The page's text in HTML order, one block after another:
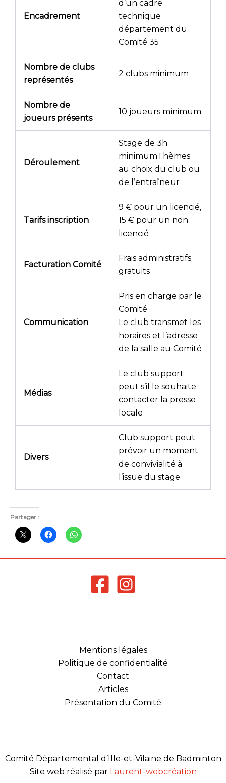
Encadrement
d’un cadre
technique
département du
Comité 35
Nombre de clubs
représentés
2 clubs minimum
Nombre de
joueurs présents
10 joueurs minimum
Déroulement
Stage de 3h
minimumThèmes
au choix du club ou
de l’entraîneur
Tarifs inscription
9 € pour un licencié,
15 € pour un non
licencié
Facturation Comité
Frais administratifs
gratuits
Communication
Pris en charge par le
Comité
Le club transmet les
horaires et l’adresse
de la salle au Comité
Médias
Le club support
peut s’il le souhaite
contacter la presse
locale
Divers
Club support peut
prévoir un moment
de convivialité à
l’issue du stage
Partager :
Mentions légales
Politique de confidentialité
Contact
Articles
Présentation du Comité
Comité Départemental d’Ille-et-Vilaine de Badminton
Site web réalisé par Laurent-webcréation